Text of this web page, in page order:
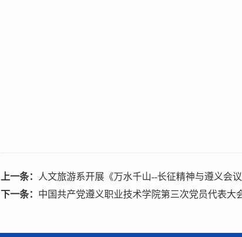
上一条：
人文旅游系开展《万水千山--长征精神与遵义会
下一条： 中国共产党遵义职业技术学院第三次党员代表大